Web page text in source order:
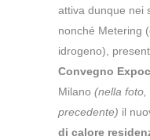
attiva dunque nei
nonché Metering
idrogeno),
Convegno
Milano (nella foto,
precedente) il
di calore